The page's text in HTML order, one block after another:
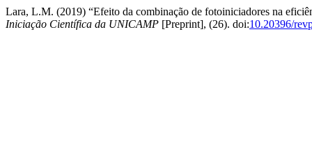
Lara, L.M. (2019) “Efeito da combinação de fotoiniciadores na
Iniciação Científica da UNICAMP [Preprint], (26). doi:10.20396/